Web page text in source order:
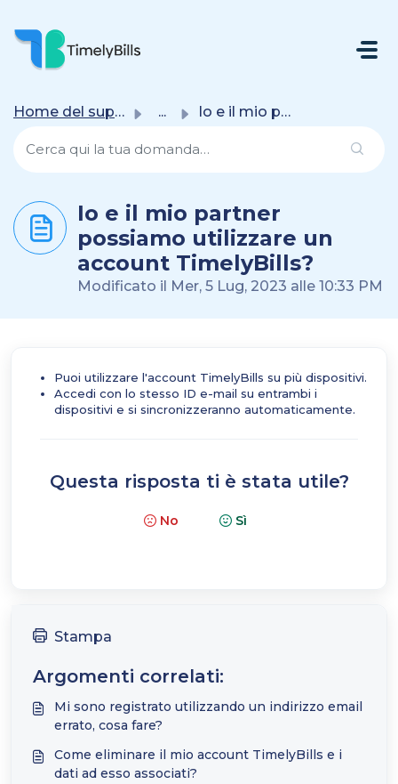
Salta Al Contenuto Principale
Home del supporto ... Io e il mio partner possiamo utilizzare un account Timely...
Io e il mio partner
possiamo utilizzare un
account TimelyBills?
Modificato il Mer, 5 Lug, 2023 alle 10:33 PM
Puoi utilizzare l'account TimelyBills su più dispositivi.
Accedi con lo stesso ID e-mail su entrambi i
dispositivi e si sincronizzeranno automaticamente.
Questa risposta ti è stata utile?
No Sì
Stampa
Argomenti correlati:
Mi sono registrato utilizzando un indirizzo email
errato, cosa fare?
Come eliminare il mio account TimelyBills e i
dati ad esso associati?